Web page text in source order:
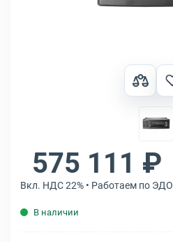
575 111 ₽
Вкл. НДС 22% • Работаем по ЭДО
В наличии